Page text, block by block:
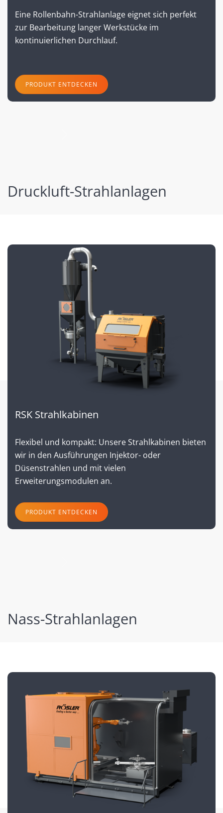
Eine Rollenbahn-Strahlanlage eignet sich perfekt
zur Bearbeitung langer Werkstücke im
kontinuierlichen Durchlauf.
PRODUKT ENTDECKEN
Druckluft-Strahlanlagen
RSK Strahlkabinen
Flexibel und kompakt: Unsere Strahlkabinen bieten
wir in den Ausführungen Injektor- oder
Düsenstrahlen und mit vielen
Erweiterungsmodulen an.
PRODUKT ENTDECKEN
Nass-Strahlanlagen